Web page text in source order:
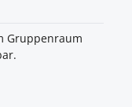
Gruppenraum